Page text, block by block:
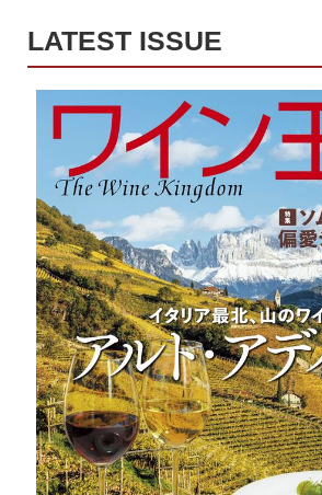
LATEST ISSUE